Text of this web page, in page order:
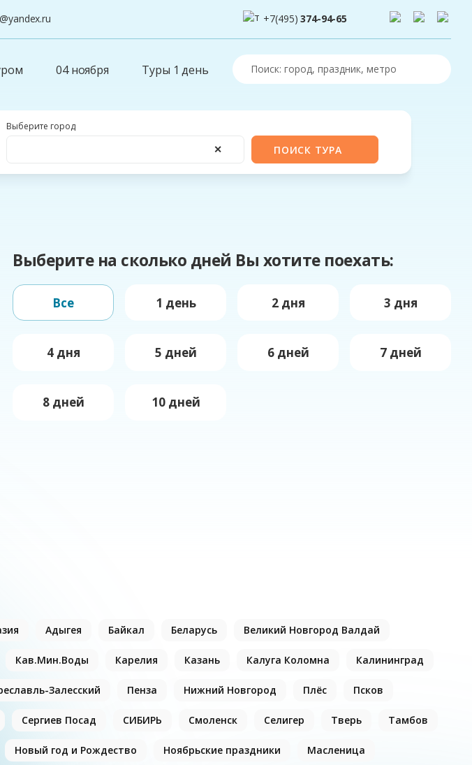
+7(495)374-94-65
04 ноября Туры 1 день
Выберите город
✕ ПОИСК ТУРА
Выберите на сколько дней Вы хотите поехать:
Все 1 день 2 дня 3 дня
4 дня 5 дней 6 дней 7 дней
8 дней 10 дней
Адыгея Байкал Беларусь Великий Новгород Валдай
Кав.Мин.Воды Карелия Казань Калуга Коломна Калининград
Залесский Пенза Нижний Новгород Плёс Псков
Сергиев Посад СИБИРЬ Смоленск Селигер Тверь Тамбов
Новый год и Рождество Ноябрьские праздники Масленица